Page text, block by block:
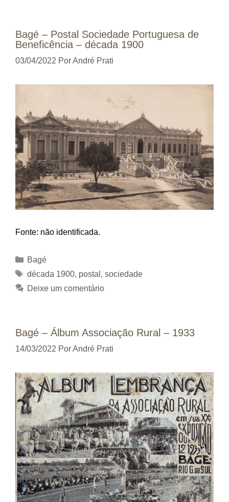
Bagé – Postal Sociedade Portuguesa de
Beneficência – década 1900
03/04/2022 PorAndré Prati
Fonte: não identificada.
Categorias
Bagé
Tags
década 1900, postal , sociedade
Deixe um comentário
Bagé – Álbum Associação Rural – 1933
14/03/2022 PorAndré Prati